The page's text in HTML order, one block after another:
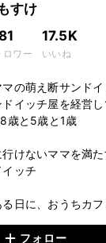
すけ
ロワー
17.5K
いいね
の萌え断サンド
イッチ屋を経営
歳と5歳と1歳
けないママを満た
ッチ
日に、おうちカ
フォロー